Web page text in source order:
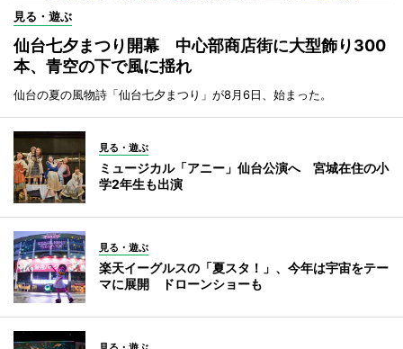
見る・遊ぶ
仙台七夕まつり開幕 中心部商店街に大型飾り300
本、青空の下で風に揺れ
仙台の夏の風物詩「仙台七夕まつり」が8月6日、始まった。
見る・遊ぶ
ミュージカル「アニー」仙台公演へ 宮城在住の小
学2年生も出演
見る・遊ぶ
楽天イーグルスの「夏スタ！」、今年は宇宙をテー
マに展開 ドローンショーも